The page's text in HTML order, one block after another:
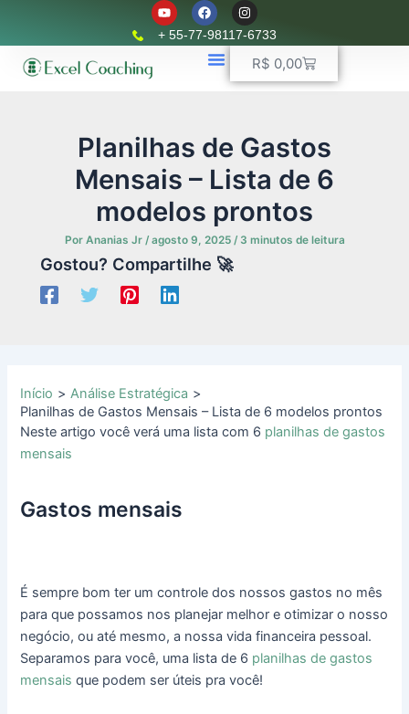
conteúdo
Y
o
u
t
F
a
c
e
b
o
I
n
s
t
r
+ 55-77-98117-6733
R$ 0,00Carrinho
Planilhas de Gastos
Mensais – Lista de 6
modelos prontos
Por Ananias Jr /agosto 9, 2025 / 3 minutos de leitura
Gostou? Compartilhe 🚀
Início
Análise Estratégica
Planilhas de Gastos Mensais – Lista de 6 modelos prontos
Neste artigo você verá uma lista com 6 planilhas de gastos
mensais
Gastos mensais
É sempre bom ter um controle dos nossos gastos no mês
para que possamos nos planejar melhor e otimizar o nosso
negócio, ou até mesmo, a nossa vida financeira pessoal.
Separamos para você, uma lista de 6 planilhas de gastos
mensais que podem ser úteis pra você!